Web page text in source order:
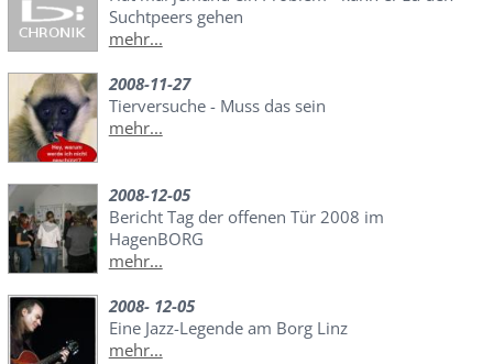
Suchtpeers gehen
mehr...
2008-11-27
Tierversuche - Muss das sein
mehr...
2008-12-05
Bericht Tag der offenen Tür 2008 im
HagenBORG
mehr...
2008- 12-05
Eine Jazz-Legende am Borg Linz
mehr...